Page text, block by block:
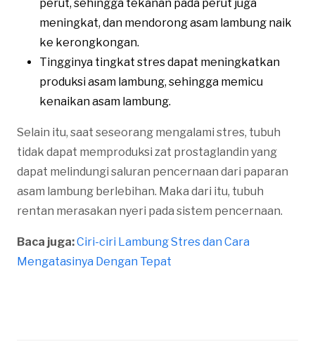
perut, sehingga tekanan pada perut juga
meningkat, dan mendorong asam lambung naik
ke kerongkongan.
Tingginya tingkat stres dapat meningkatkan
produksi asam lambung, sehingga memicu
kenaikan asam lambung.
Selain itu, saat seseorang mengalami stres, tubuh
tidak dapat memproduksi zat prostaglandin yang
dapat melindungi saluran pencernaan dari paparan
asam lambung berlebihan. Maka dari itu, tubuh
rentan merasakan nyeri pada sistem pencernaan.
Baca juga:Ciri-ciri Lambung Stres dan Cara
Mengatasinya Dengan Tepat